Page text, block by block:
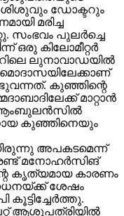
ശിശുവും ഡോക്ടറും
മരിച്ച
സംഭവം പുലര്‍ച്ചെ
ഒരു കിലോമീറ്റര്‍
ലുനാവാഡയില്‍
കുഞ്ഞിന്റെ
മാറ്റാന്‍
ആംബുലന്‍സില്‍
കുഞ്ഞിനെയും
അപകടമെന്ന്
മനോഹര്‍സിങ്
കൃത്യമായ കാരണം
ശേഷം
ആശുപത്രിയില്‍